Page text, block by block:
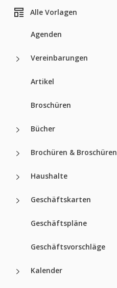
Alle Vorlagen
Agenden
Vereinbarungen
Artikel
Broschüren
Bücher
Brochüren & Broschüren
Haushalte
Geschäftskarten
Geschäftspläne
Geschäftsvorschläge
Kalender